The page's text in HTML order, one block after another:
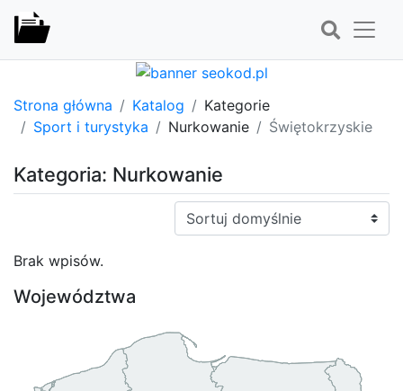
Strona główna Katalog
Kategorie
Sport i turystyka
Nurkowanie Świętokrzyskie
Kategoria: Nurkowanie
Sortuj:
Brak wpisów.
Województwa